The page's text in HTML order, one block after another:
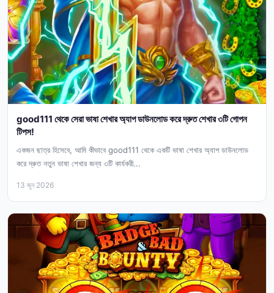
good111 থেকে সেরা ভাষা শেখার অ্যাপ ডাউনলোড করে দ্রুত শেখার ৩টি গোপন
টিপস!
একজন ছাত্র হিসেবে, আমি কীভাবে good111 থেকে একটি ভাষা শেখার অ্যাপ ডাউনলোড
করে দ্রুত নতুন ভাষা শেখার জন্য ৩টি কার্যকরী...
13 জুন 2026